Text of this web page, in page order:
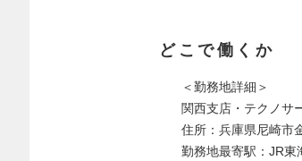
どこで働くか
＜勤務地詳細＞
関西支店・テクノサ
住所：兵庫県尼崎市
勤務地最寄駅：JR東